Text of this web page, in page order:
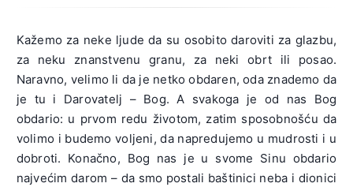
Kažemo za neke ljude da su osobito daroviti za glazbu,
za neku znanstvenu granu, za neki obrt ili posao.
Naravno, velimo li da je netko obdaren, oda znademo da
je tu i Darovatelj – Bog. A svakoga je od nas Bog
obdario: u prvom redu životom, zatim sposobnošću da
volimo i budemo voljeni, da napredujemo u mudrosti i u
dobroti. Konačno, Bog nas je u svome Sinu obdario
najvećim darom – da smo postali baštinici neba i dionici